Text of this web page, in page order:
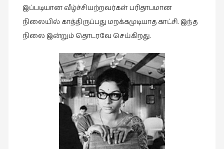
மூத்தோர்
பாடல்
இப்படியான வீழ்ச்சியற்றவர்கள் பரிதாபமான
நிலையில் காத்திருப்பது மறக்கமுடியாத காட்சி. இந்த
நிலை இன்றும் தொடரவே செய்கிறது.